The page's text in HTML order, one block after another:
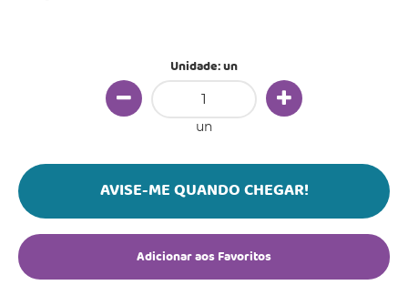
Unidade: un
un
AVISE-ME QUANDO CHEGAR!
Adicionar aos Favoritos